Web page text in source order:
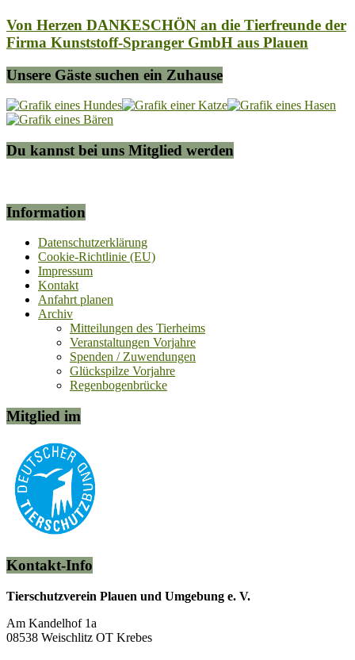
Von Herzen DANKESCHÖN an die Tierfreunde der
Firma Kunststoff-Spranger GmbH aus Plauen
Unsere Gäste suchen ein Zuhause
Du kannst bei uns Mitglied werden
Information
Datenschutzerklärung
Cookie-Richtlinie (EU)
Impressum
Kontakt
Anfahrt planen
Archiv
Mitteilungen des Tierheims
Veranstaltungen Vorjahre
Spenden / Zuwendungen
Glückspilze Vorjahre
Regenbogenbrücke
Mitglied im
Kontakt-Info
Tierschutzverein Plauen und Umgebung e. V.
Am Kandelhof 1a
08538 Weischlitz OT Krebes